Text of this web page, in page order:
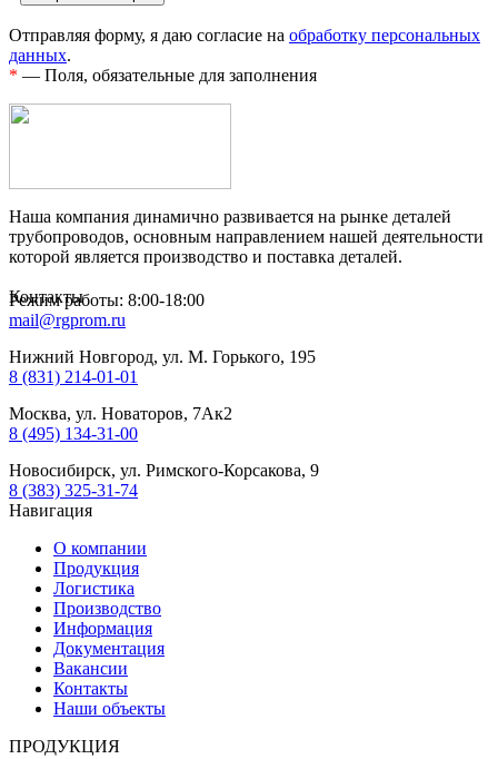
Отправляя форму, я даю согласие на обработку персональных
данных.
* — Поля, обязательные для заполнения
Наша компания динамично развивается на рынке деталей
трубопроводов, основным направлением нашей деятельности
которой является производство и поставка деталей.
Контакты
Режим работы: 8:00-18:00
mail@rgprom.ru
Нижний Новгород, ул. М. Горького, 195
8 (831) 214-01-01
Москва, ул. Новаторов, 7Ак2
8 (495) 134-31-00
Новосибирск, ул. Римского-Корсакова, 9
8 (383) 325-31-74
Навигация
О компании
Продукция
Логистика
Производство
Информация
Документация
Вакансии
Контакты
Наши объекты
ПРОДУКЦИЯ